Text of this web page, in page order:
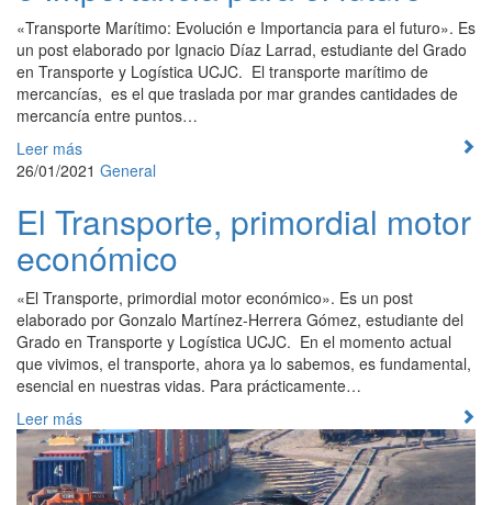
«Transporte Marítimo: Evolución e Importancia para el futuro». Es
un post elaborado por Ignacio Díaz Larrad, estudiante del Grado
en Transporte y Logística UCJC. El transporte marítimo de
mercancías, es el que traslada por mar grandes cantidades de
mercancía entre puntos…
Leer más
26/01/2021 General
El Transporte, primordial motor
económico
«El Transporte, primordial motor económico». Es un post
elaborado por Gonzalo Martínez-Herrera Gómez, estudiante del
Grado en Transporte y Logística UCJC. En el momento actual
que vivimos, el transporte, ahora ya lo sabemos, es fundamental,
esencial en nuestras vidas. Para prácticamente…
Leer más